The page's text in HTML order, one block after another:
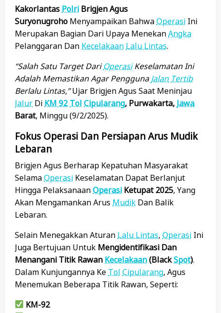
Kakorlantas Polri Brigjen Agus
Suryonugroho Menyampaikan BahwaOperasi Ini
Merupakan Bagian Dari Upaya MenekanAngka
Pelanggaran Dan Kecelakaan Lalu Lintas.
“Salah Satu Target DariOperasiKeselamatan Ini
Adalah Memastikan Agar PenggunaJalan Tertib
Berlalu Lintas,”Ujar Brigjen Agus Saat Meninjau
Jalur Di KM 92 Tol Cipularang, Purwakarta, Jawa
Barat, Minggu (9/2/2025).
Fokus Operasi Dan Persiapan Arus Mudik
Lebaran
Brigjen Agus Berharap Kepatuhan Masyarakat
SelamaOperasi Keselamatan Dapat Berlanjut
Hingga PelaksanaanOperasi Ketupat 2025, Yang
Akan Mengamankan Arus Mudik Dan Balik
Lebaran.
Selain Menegakkan Aturan Lalu Lintas, Operasi Ini
Juga Bertujuan Untuk Mengidentifikasi Dan
Menangani Titik Rawan Kecelakaan(blackSpot).
Dalam Kunjungannya Ke Tol Cipularang, Agus
Menemukan Beberapa Titik Rawan, Seperti:
KM-92